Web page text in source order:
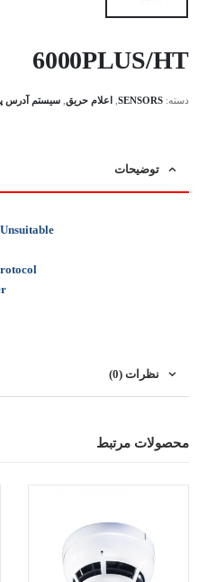
6000PLUS/HT
دسته: SENSORS اعلام حریق سیستم آدرس
توضیحات
نظرات (0)
محصولات مرتبط